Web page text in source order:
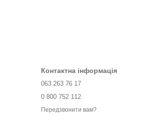
Контактна інформація
063 263 76 17
0 800 752 112
Передзвонити вам?